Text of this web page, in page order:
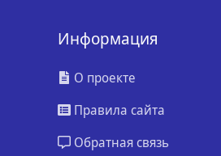
Информация
О проекте
Правила сайта
Обратная связь